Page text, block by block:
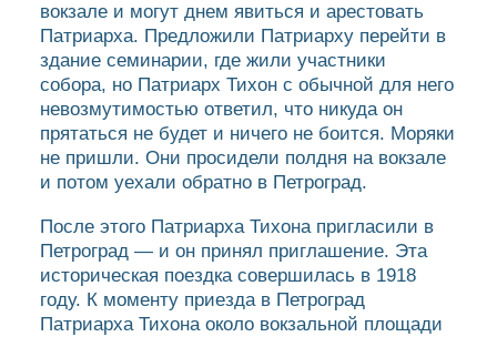
вокзале и могут днем явиться и арестовать
Патриарха. Предложили Патриарху перейти в
здание семинарии, где жили участники
собора, но Патриарх Тихон с обычной для него
невозмутимостью ответил, что никуда он
прятаться не будет и ничего не боится. Моряки
не пришли. Они просидели полдня на вокзале
и потом уехали обратно в Петроград.
После этого Патриарха Тихона пригласили в
Петроград — и он принял приглашение. Эта
историческая поездка совершилась в 1918
году. К моменту приезда в Петроград
Патриарха Тихона около вокзальной площади